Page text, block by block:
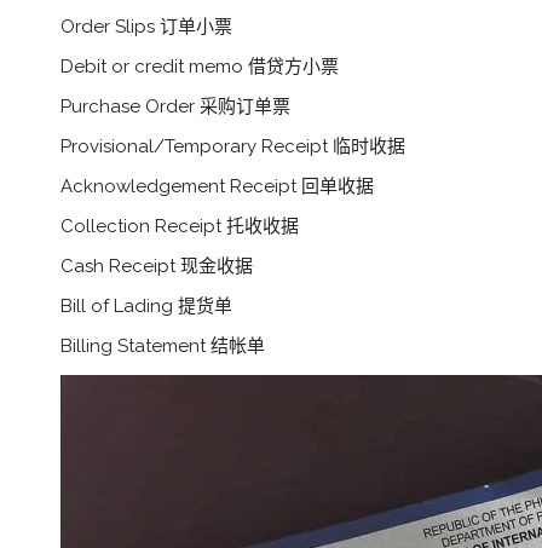
Order Slips 订单小票
Debit or credit memo 借贷方小票
Purchase Order 采购订单票
Provisional/Temporary Receipt 临时收据
Acknowledgement Receipt 回单收据
Collection Receipt 托收收据
Cash Receipt 现金收据
Bill of Lading 提货单
Billing Statement 结帐单